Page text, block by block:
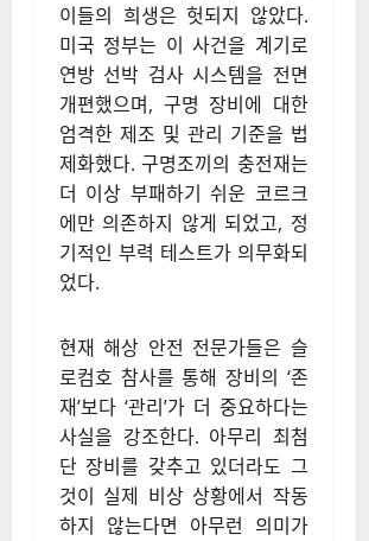
이들의 희생은 헛되지 않았다.
미국 정부는 이 사건을 계기로
연방 선박 검사 시스템을 전면
개편했으며, 구명 장비에 대한
엄격한 제조 및 관리 기준을 법
제화했다. 구명조끼의 충전재는
더 이상 부패하기 쉬운 코르크
에만 의존하지 않게 되었고, 정
기적인 부력 테스트가 의무화되
었다.
현재 해상 안전 전문가들은 슬
로컴호 참사를 통해 장비의 ‘존
재’보다 ‘관리’가 더 중요하다는
사실을 강조한다. 아무리 최첨
단 장비를 갖추고 있더라도 그
것이 실제 비상 상황에서 작동
하지 않는다면 아무런 의미가